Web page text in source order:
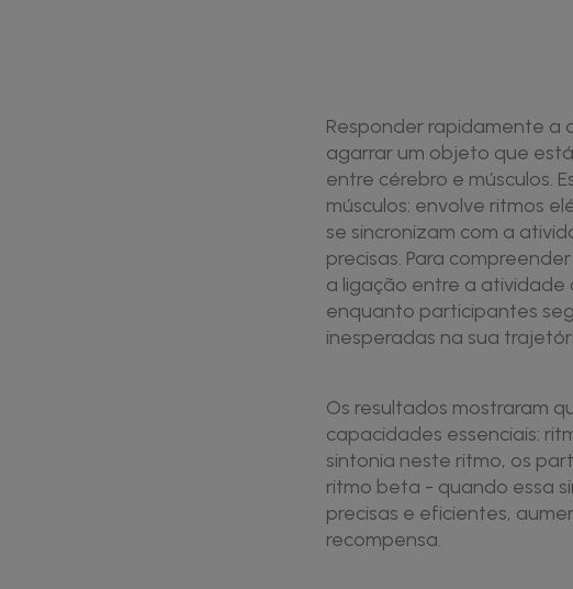
Responder rapidamente a
agarrar um objeto que
entre cérebro e músculos.
músculos: envolve ritmos
se sincronizam com a
precisas. Para
a ligação entre a atividade
enquanto participantes
inesperadas na sua
Os resultados mostraram
capacidades essenciais:
sintonia neste ritmo, os
ritmo beta - quando essa
precisas e eficientes,
recompensa.